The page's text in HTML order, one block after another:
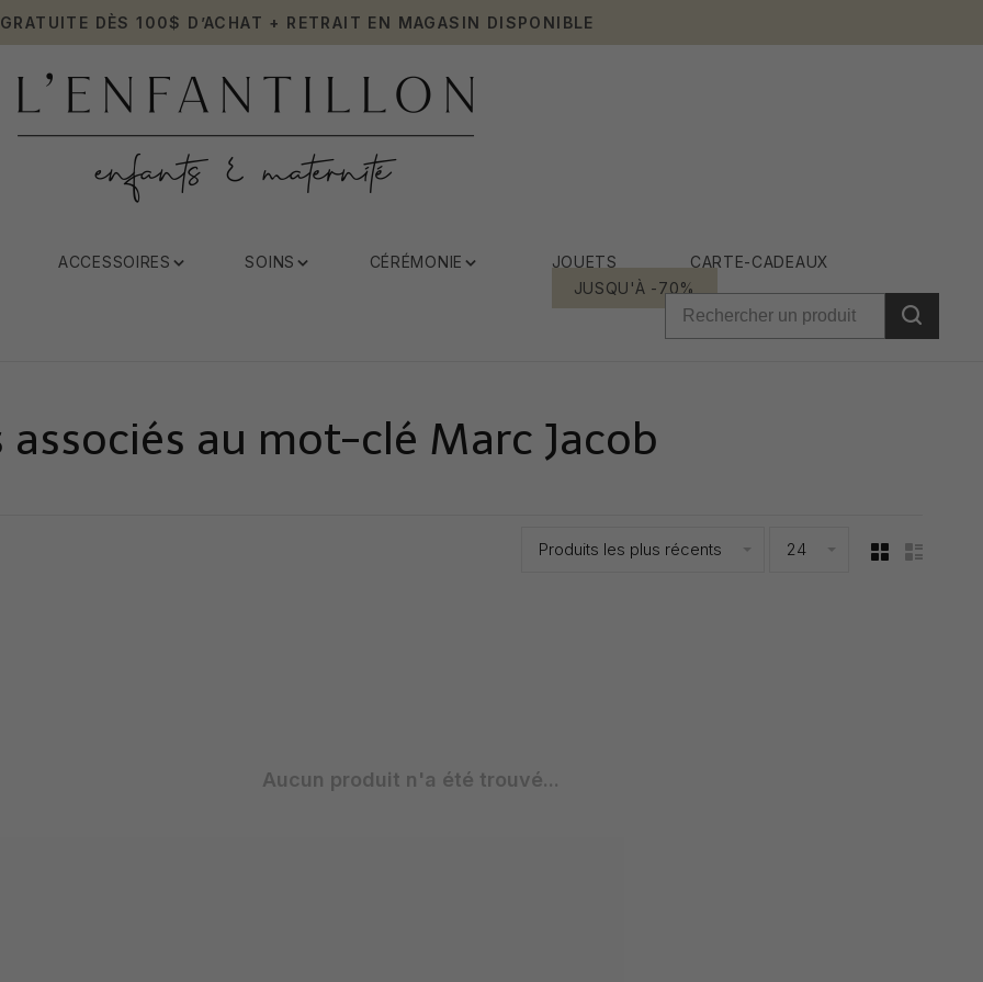
DÈS 100$ D’ACHAT + RETRAIT EN MAGASIN DISPONIBLE
ACCESSOIRES SOINS CÉRÉMONIE JOUETS
CARTE-CADEAUX
JUSQU'À -70%
associés au mot-clé Marc Jacob
Produits les plus récents 24
Aucun produit n'a été trouvé...